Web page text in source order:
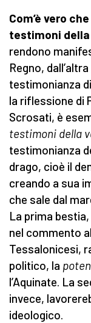
Com’è vero
testimoni
rendono
Regno,
testimonianza
la riflessione di
Scrosati, è
testimoni della
testimonianza
drago, cioè il
creando a sua
che sale dal
La prima
nel commento
Tessalonicesi,
politico, la
l’Aquinate. La
invece,
ideologico.